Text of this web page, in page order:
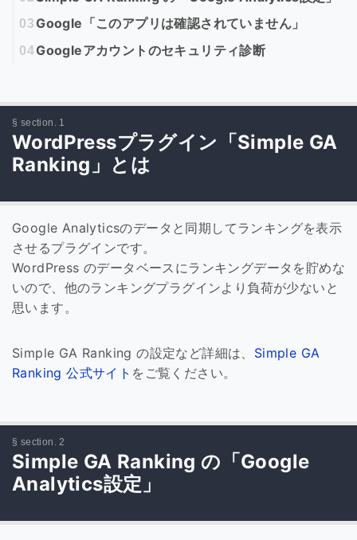
Google「このアプリは確認されていません」
Googleアカウントのセキュリティ診断
WordPressプラグイン「Simple GA
Ranking」とは
Google Analyticsのデータと同期してランキングを表示
させるプラグインです。
WordPress のデータベースにランキングデータを貯めな
いので、他のランキングプラグインより負荷が少ないと
思います。
Simple GA Ranking の設定など詳細は、 Simple GA
Ranking 公式サイト をご覧ください。
Simple GA Ranking の「Google
Analytics設定」